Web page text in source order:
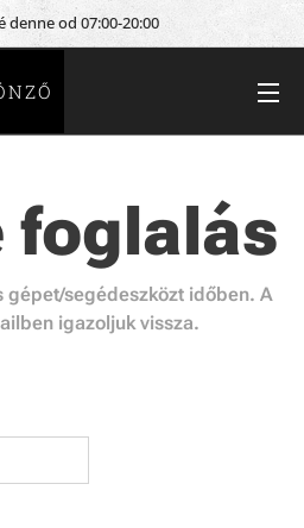
denne od 07:00-20:00
foglalás
gépet/segédeszközt időben. A
igazoljuk vissza.